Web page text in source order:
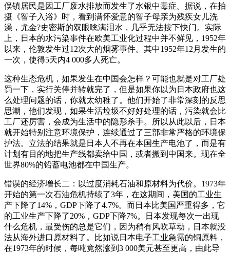
俣镇居民是因工厂废水排放而发生了水银中毒症。据说，在拍
摄《智子入浴》时，看到满怀爱意的智子母亲为残疾女儿洗
澡，尤金?史密斯的双眼噙满泪水，几乎无法按下快门。实际
上，日本的水污染事件在欧美工业化过程中并不鲜见，1952年
以来，伦敦发生过12次大的烟雾事件。其中1952年12月发生的
一次，使得5天内4 000多人死亡。
这种生态危机，如果发生在中国会怎样？可能也就是对工厂处
罚一下，实行关停并转就完了，但是如果你以为日本政府也这
么处理问题的话，你就太幼稚了。他们开始了非常深刻的反思
思潮，他们发现，如果生活垃圾不好好处理的话，污染就会比
工厂还厉害，会成为生活中的隐形杀手。所以从此以后，日本
就开始特别注意环境保护，连续通过了三部非常严格的环境保
护法。立法的结果就是日本人不再在本国生产电池了，而是有
计划有目的地把生产线都卖给中国，或者搬到中国来。现在全
世界80%的铅蓄电池都在中国生产。
错误的经济增长二：以过度消耗石油和原材料为代价。1973年
开始的第一次石油危机持续了3年，在这期间，美国的工业生
产下降了14%，GDP下降了4.7%。而日本比美国严重得多，它
的工业生产下降了20%，GDP下降7%。日本发现每次一出现
什么危机，最受伤的总是它们，因为稍有风吹草动，日本就没
法从海外进口原材料了。比如说日本电子工业急需的铜原料，
在1973年的时候，每吨竟然涨到3 000美元甚至更高，由此导